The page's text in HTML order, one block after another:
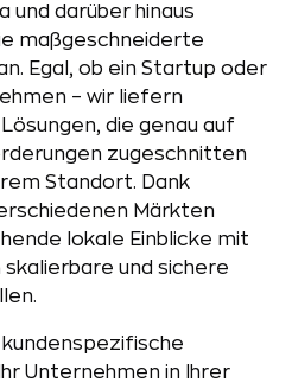
und darüber hinaus
maßgeschneiderte
Egal, ob ein Startup oder
– wir liefern
die genau auf
zugeschnitten
Standort. Dank
Märkten
lokale Einblicke mit
und sichere
kundenspezifische
Unternehmen in Ihrer